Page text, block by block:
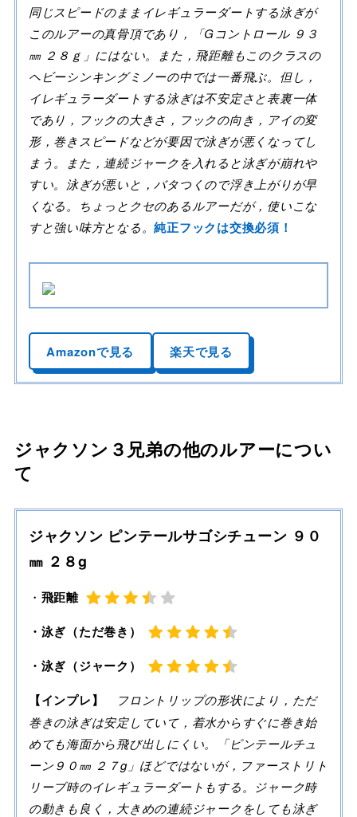
同じスピードのままイレギュラーダートする泳ぎが
このルアーの真骨頂であり，「Gコントロール ９３
㎜ ２８ｇ」にはない。また，飛距離もこのクラスの
ヘビーシンキングミノーの中では一番飛ぶ。但し，
イレギュラーダートする泳ぎは不安定さと表裏一体
であり， フックの大きさ，フックの向き，アイの変
形，巻きスピードなどが要因で泳ぎが悪くなってし
まう。また，連続ジャークを入れると泳ぎが崩れや
すい。泳ぎが悪いと，バタつくので浮き上がりが早
くなる。ちょっとクセのあるルアーだが，使いこな
すと強い味方となる。純正フックは交換必須！
Amazonで見る 楽天で見る
ジャクソン３兄弟の他のルアーについ
て
ジャクソン ピンテールサゴシチューン ９０
㎜ ２８g
・ 飛距離
・泳ぎ（ただ巻き）
・泳ぎ（ジャーク）
【インプレ】
フロントリップの形状により，ただ
巻きの泳ぎは安定していて，着水からすぐに巻き始
めても海面から飛び出しにくい。「ピンテールチュ
ーン９０㎜ ２７g」ほどではないが，ファーストリト
リーブ時のイレギュラーダートもする。ジャーク時
の動きも良く，大きめの連続ジャークをしても泳ぎ